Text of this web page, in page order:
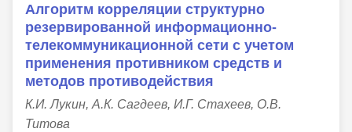
Алгоритм корреляции структурно
резервированной информационно-
телекоммуникационной сети с учетом
применения противником средств и
методов противодействия
К.И. Лукин, А.К. Сагдеев, И.Г. Стахеев, О.В.
Титова